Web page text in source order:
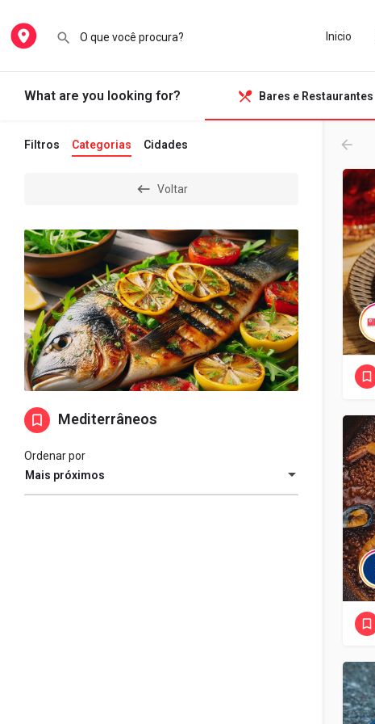
Inicio
What are you looking for? Bares e Restaurantes
Filtros Categorias Cidades
Voltar
Mediterrâneos
Mais próximos
Ordenar por